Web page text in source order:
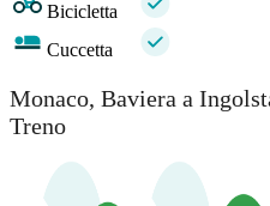
Bicicletta
Cuccetta
Monaco, Baviera a
Treno